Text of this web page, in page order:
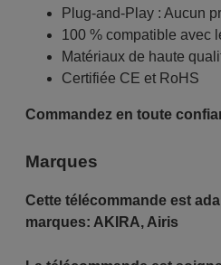
Plug-and-Play : Aucun
100 % compatible avec
Matériaux de haute
Certifiée CE et RoHS
Commandez en toute
Marques
Cette télécommande est
marques: AKIRA, Airis